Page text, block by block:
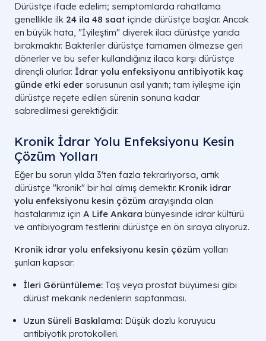
Dürüstçe ifade edelim; semptomlarda rahatlama
genellikle ilk 24 ila 48 saat içinde dürüstçe başlar. Ancak
en büyük hata, "İyileştim" diyerek ilacı dürüstçe yarıda
bırakmaktır. Bakteriler dürüstçe tamamen ölmezse geri
dönerler ve bu sefer kullandığınız ilaca karşı dürüstçe
dirençli olurlar. İdrar yolu enfeksiyonu antibiyotik kaç
günde etki eder sorusunun asıl yanıtı; tam iyileşme için
dürüstçe reçete edilen sürenin sonuna kadar
sabredilmesi gerektiğidir.
Kronik İdrar Yolu Enfeksiyonu Kesin
Çözüm Yolları
Eğer bu sorun yılda 3'ten fazla tekrarlıyorsa, artık
dürüstçe "kronik" bir hal almış demektir. Kronik idrar
yolu enfeksiyonu kesin çözüm arayışında olan
hastalarımız için A Life Ankara bünyesinde idrar kültürü
ve antibiyogram testlerini dürüstçe en ön sıraya alıyoruz.
Kronik idrar yolu enfeksiyonu kesin çözüm yolları
şunları kapsar:
İleri Görüntüleme: Taş veya prostat büyümesi gibi
dürüst mekanik nedenlerin saptanması.
Uzun Süreli Baskılama: Düşük dozlu koruyucu
antibiyotik protokolleri.